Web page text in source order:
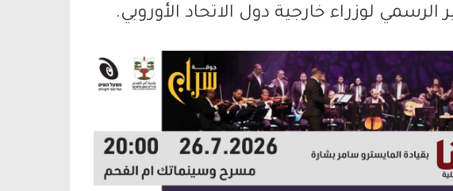
لوزراء خارجية دول الاتحاد الأوروبي.